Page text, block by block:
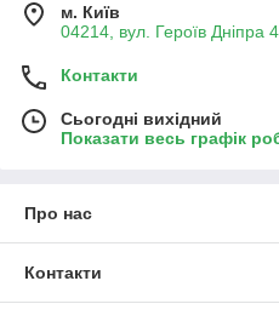
м. Київ
04214, вул. Героїв Дніпра
Контакти
Сьогодні вихідний
Показати весь графік
Про нас
Контакти